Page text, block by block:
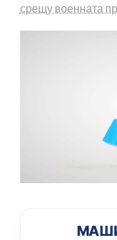
срещу военната